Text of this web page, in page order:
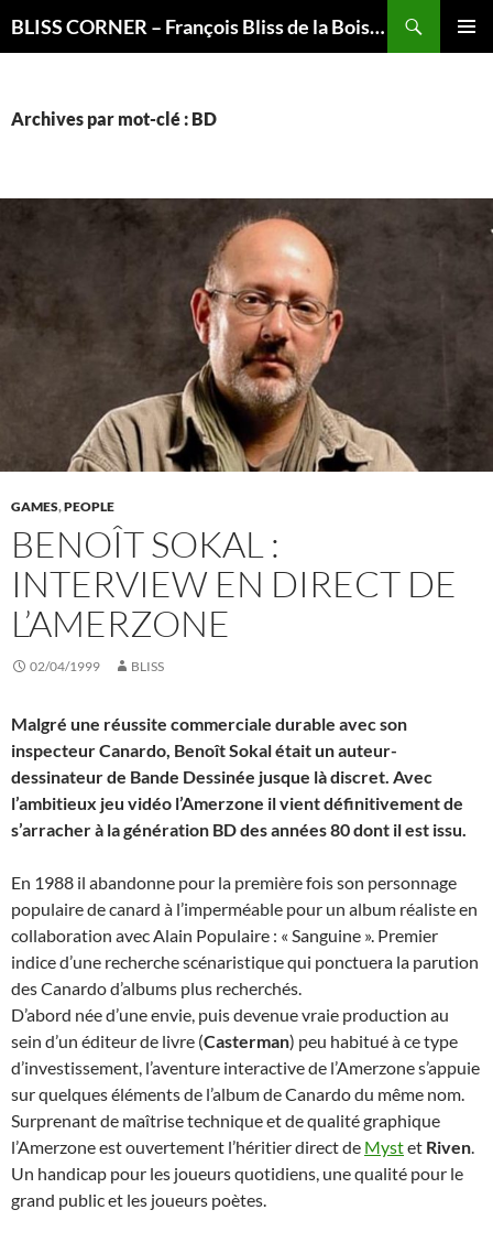
BLISS CORNER – François Bliss de la Boissière is here
Archives par mot-clé : BD
GAMES,PEOPLE
BENOÎT SOKAL :
INTERVIEW EN DIRECT DE
L’AMERZONE
02/04/1999 BLISS
Malgré une réussite commerciale durable avec son
inspecteurCanardo, Benoît Sokal était un auteur-
dessinateur de Bande Dessinée jusque là discret. Avec
l’ambitieux jeu vidéo l’Amerzone il vient définitivement de
s’arracher à la génération BD des années 80 dont il est issu.
En 1988 il abandonne pour la première fois son personnage
populaire de canard à l’imperméable pour un album réaliste en
collaboration avec Alain Populaire : « Sanguine ». Premier
indice d’une recherche scénaristique qui ponctuera la parution
des Canardo d’albums plus recherchés.
D’abord née d’une envie, puis devenue vraie production au
sein d’un éditeur de livre (Casterman) peu habitué à ce type
d’investissement, l’aventure interactive de l’Amerzone s’appuie
sur quelques éléments de l’album de Canardo du même nom.
Surprenant de maîtrise technique et de qualité graphique
l’Amerzone est ouvertement l’héritier direct de Mystet Riven.
Un handicap pour les joueurs quotidiens, une qualité pour le
grand public et les joueurs poètes.